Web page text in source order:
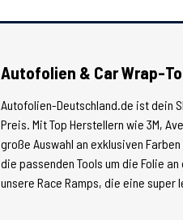
Autofolien & Car Wrap-
Autofolien-Deutschland.de ist dein
Preis. Mit Top Herstellern wie 3M,
große Auswahl an exklusiven
die passenden Tools um die Folie
unsere Race Ramps, die eine